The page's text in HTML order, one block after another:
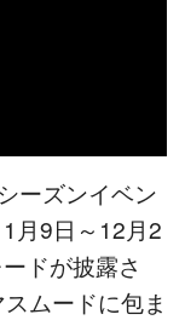
ーズンイベン
月9日～12月2
ドが披露さ
ムードに包ま